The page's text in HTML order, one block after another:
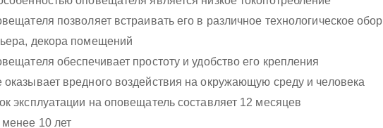
позволяет встраивать его в различное технологическое
декора помещений
обеспечивает простоту и удобство его крепления
вредного воздействия на окружающую среду и человека
эксплуатации на оповещатель составляет 12 месяцев
10 лет